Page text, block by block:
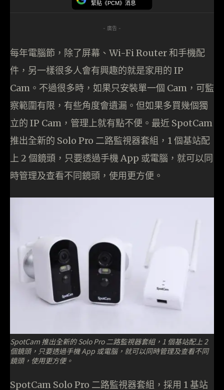
緊貼《PCM》消息
- 廣告 -
每年電腦節，除了屏幕、Wi-Fi Router 和手機配
件，另一樣很多人會有興趣的就是家用的 IP
Cam。不過很多時，如果只安裝單一個 Cam，可監
察範圍有限，有些角度會遺漏。但如果多買幾個獨
立的 IP Cam，管理上就有點不便。最近 SpotCam
推出全新的 Solo Pro 二路監視器套組，1 個基站配
上 2 個鏡頭，只要透過手機 App 或電腦，就可以同
時管理及查看不同鏡頭，使用更方便。
SpotCam 推出全新的 Solo Pro 二路監視器套組，1 個基站配上 2
個鏡頭，只要透過手機 App 或電腦，就可以同時管理及查看不同
鏡頭，使用更方便。
SpotCam Solo Pro 二路監視器套組，採用 1 基站